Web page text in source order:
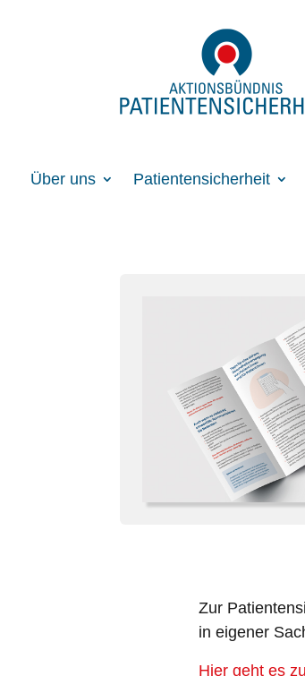
Über uns Patientensicherheit
Zur
in eigener
Hier geht es